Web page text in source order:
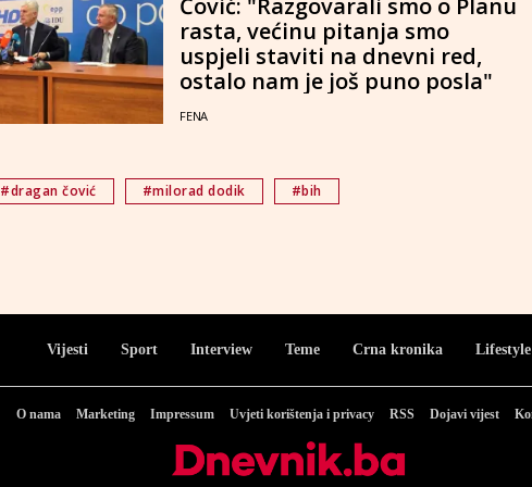
Čović: "Razgovarali smo o Planu
rasta, većinu pitanja smo
uspjeli staviti na dnevni red,
ostalo nam je još puno posla"
FENA
#dragan čović #milorad dodik #bih
Vijesti Sport Interview Teme Crna kronika Lifestyle
O nama Marketing Impressum Uvjeti korištenja i privacy RSS Dojavi vijest